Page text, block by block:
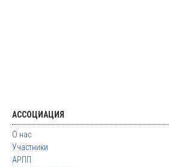
АССОЦИАЦИЯ
О нас
Участники
АРПП